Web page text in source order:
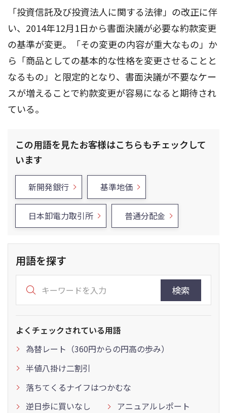
「投資信託及び投資法人に関する法律」の改正に伴
い、2014年12月1日から書面決議が必要な約款変更
の基準が変更。「その変更の内容が重大なもの」か
ら「商品としての基本的な性格を変更させることと
なるもの」と限定的となり、書面決議が不要なケー
スが増えることで約款変更が容易になると期待され
ている。
この用語を見たお客様はこちらもチェックして
います
新開発銀行 基準地価
日本卸電力取引所 普通分配金
用語を探す
検索
よくチェックされている用語
為替レート（360円からの円高の歩み）
半値八掛け二割引
落ちてくるナイフはつかむな
逆日歩に買いなし
アニュアルレポート